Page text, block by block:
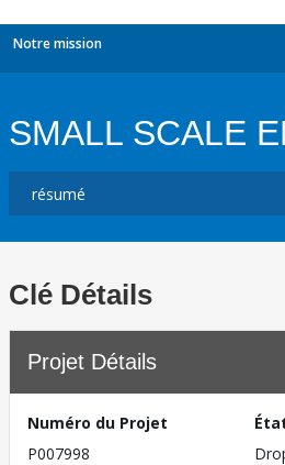
Notre mission
SMALL SCALE
Clé Détails
Projet Détails
Numéro du Projet
P007998